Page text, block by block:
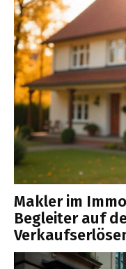
Makler im
Begleiter auf